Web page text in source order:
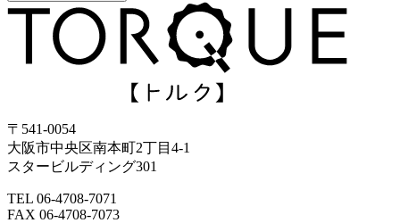
〒541-0054
大阪市中央区南本町2丁目4-1
スタービルディング301
TEL 06-4708-7071
FAX 06-4708-7073